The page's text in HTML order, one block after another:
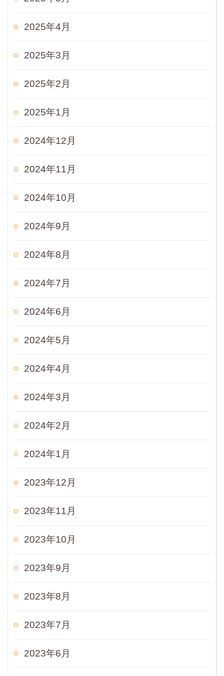
2025年4月
2025年3月
2025年2月
2025年1月
2024年12月
2024年11月
2024年10月
2024年9月
2024年8月
2024年7月
2024年6月
2024年5月
2024年4月
2024年3月
2024年2月
2024年1月
2023年12月
2023年11月
2023年10月
2023年9月
2023年8月
2023年7月
2023年6月